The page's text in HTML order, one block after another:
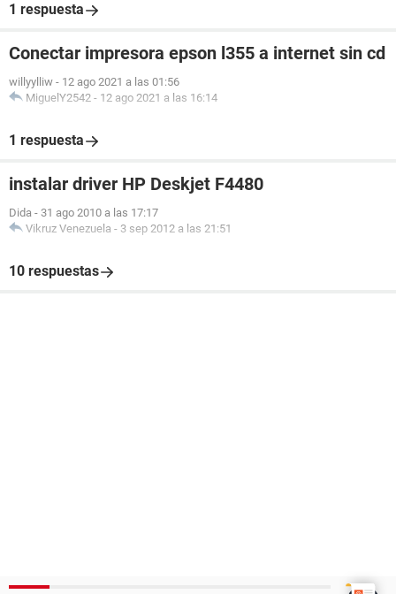
1 respuesta
Conectar impresora epson l355 a internet sin cd
willyylliw - 12 ago 2021 a las 01:56
MiguelY2542 - 12 ago 2021 a las 16:14
1 respuesta
instalar driver HP Deskjet F4480
Dida - 31 ago 2010 a las 17:17
Vikruz Venezuela - 3 sep 2012 a las 21:51
10 respuestas